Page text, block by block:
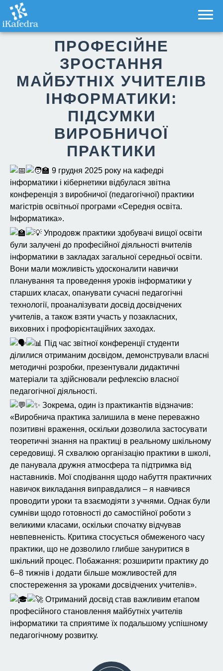
ПРОФЕСІЙНЕ
ЗРОСТАННЯ
МАЙБУТНІХ УЧИТЕЛІВ
ІНФОРМАТИКИ:
ПІДСУМКИ
ВИРОБНИЧОЇ
ПРАКТИКИ
9 грудня 2025 року на кафедрі
інформатики і кібернетики відбулася звітна
конференція з виробничої (педагогічної) практики
магістрів освітньої програми «Середня освіта.
Інформатика».
Упродовж практики здобувачі вищої освіти
були залучені до професійної діяльності вчителів
інформатики в закладах загальної середньої освіти.
Вони мали можливість удосконалити навички
планування та проведення уроків інформатики у
старших класах, опанувати сучасні педагогічні
технології, проаналізувати досвід досвідчених
учителів, а також взяти участь у позакласних,
виховних і профорієнтаційних заходах.
Під час звітної конференції студенти
ділилися отриманим досвідом, демонстрували власні
методичні розробки, презентували дидактичні
матеріали та здійснювали рефлексію власної
педагогічної діяльності.
Зокрема, один із практикантів відзначив:
«Виробнича практика залишила в мене переважно
позитивні враження, оскільки дозволила застосувати
теоретичні знання на практиці в реальному шкільному
середовищі. Я схвалюю організацію практики в школі,
де панувала дружня атмосфера та підтримка від
наставників. Мої сподівання щодо набуття практичних
навичок викладання виправдалися – я навчився
проводити уроки та взаємодіяти з учнями. Однак були
сумніви щодо готовності до самостійної роботи з
великими класами, оскільки спочатку відчував
невпевненість. Критика стосується обмеженого часу
практики, що не дозволило глибше зануритися в
шкільний процес. Побажання: розширити практику до
6–8 тижнів і додати більше можливостей для
спостереження за уроками досвідчених учителів».
Отриманий досвід став важливим етапом
професійного становлення майбутніх учителів
інформатики та сприятиме їх подальшому успішному
педагогічному розвитку.